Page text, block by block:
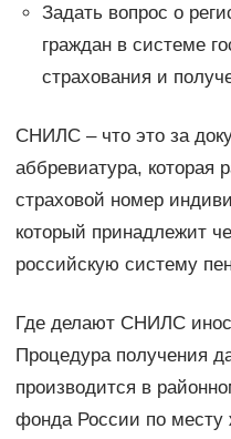
Задать вопрос о
граждан в системе
страхования и
СНИЛС – что это за
аббревиатура, которая
страховой номер
который принадлежит
российскую систему
Где делают СНИЛС
Процедура получения
производится в
фонда России по месту